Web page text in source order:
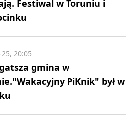
Festiwal w Toruniu i
gmina w
PiKnik" był w
20:05